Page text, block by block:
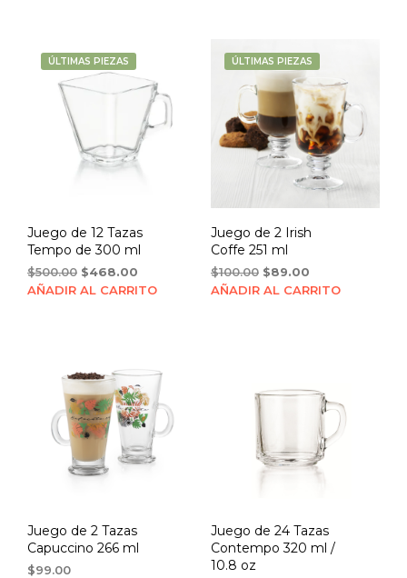
ÚLTIMAS PIEZAS
Juego de 12 Tazas
Tempo de 300 ml
$500.00 Original
price
$468.00
price
AÑADIR AL CARRITO
ÚLTIMAS PIEZAS
Juego de 2 Irish
Coffe 251 ml
$100.00 Original
price
$89.00Current
price
AÑADIR AL CARRITO
Juego de 2 Tazas
Capuccino 266 ml
$99.00
Juego de 24 Tazas
Contempo 320 ml /
10.8 oz